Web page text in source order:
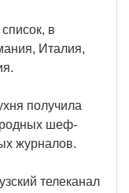
в
Италия,
получила
шеф-
журналов.
телеканал